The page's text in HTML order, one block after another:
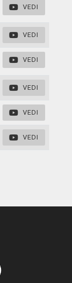
VEDI
VEDI
VEDI
VEDI
VEDI
VEDI